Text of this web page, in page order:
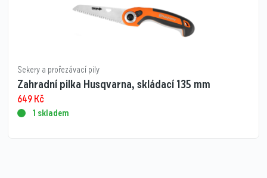
Sekery a prořezávací pily
Zahradní pilka Husqvarna, skládací 135 mm
649Kč
1 skladem